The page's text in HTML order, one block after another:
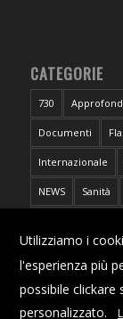
CATEGORIE
730
Documenti
Internazionale
NEWS Sanità
Trasporti
Utilizziamo i
l'esperienza più
possibile clickare
personalizzato.